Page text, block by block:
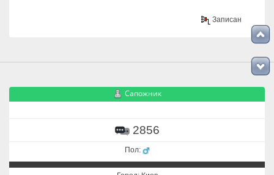
Записан
Сапожник
2856
Пол: